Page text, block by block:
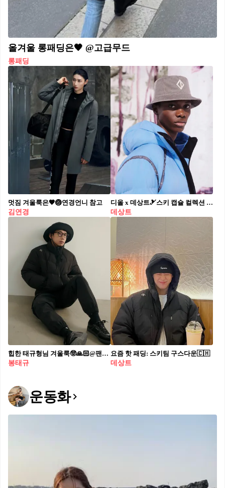
올겨울 롱패딩은🖤 @고급무드
롱패딩
멋짐 겨울룩은🖤🏐연경언니 참고
김연경
디올 x 데상트🎿스키 캡슐 컬렉션 킴 존스가 새롭게 선보이는 고급지고 완벽한 스키코어🌟 #광고 디올 남성 컬렉션 아티스틱 디렉터 킴 존스와 함께, 산은 기술과 능력의 한계를 뛰어넘어 완전히 새로운 경험을 선사하는 곳으로 거듭납니다. ⛷️ 새롭게 선보이는 스키 캡슐 컬렉션은 아웃도어와 하이킹의 세계에 디자인과 혁신을 결합했습니다. 1980년대와 90년대를 연상시키는 레트로 풍의 디자인이 특히 매력적이며 오랜 역사 동안 스키웨어를 개발해온 데상트와의 콜라보레이션으로 완성된 다양한 아이템은 전체 컬렉션에 모던하면서도 대담한 감각을 불어넣습니다. 우아한 품격과 독창적인 기술력이 어우러진 특별한 모델은 디올 부티크와 데상트 신세계 강남점에서 만나볼 수 있어요.
데상트
힙한 태규형님 겨울룩🤓🙏🏻@팬입니다
봉태규
요즘 핫 패딩: 스키팀 구스다운🇨🇭
데상트
운동화